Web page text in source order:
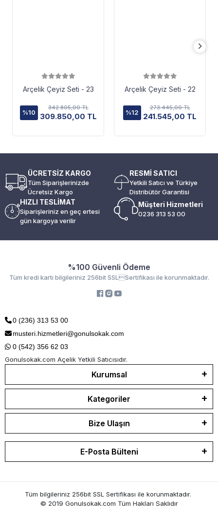
Arçelik Çeyiz Seti - 23
%10
342.805,00 TL
309.850,00 TL
Arçelik Çeyiz Seti - 22
%12
273.445,00 TL
241.545,00 TL
ÜCRETSİZ KARGO
Tüm Siparişlerinizde
Ücretsiz Kargo
RESMİ SATICI
Yetkili Satıcı ve Türkiye
Distribütör Garantisi
HIZLI TESLİMAT
Siparişleriniz en geç ertesi
gün kargoya verilir
Müşteri Hizmetleri
0236 313 53 00
%100 Güvenli Ödeme
Tüm kredi kartı bilgileriniz 256bit SSLSertifikası ile korunmaktadır.
0 (236) 313 53 00
musteri.hizmetleri@gonulsokak.com
0 (542) 356 62 03
Gonulsokak.com Açelik Yetkili Satıcısıdır.
Kurumsal
Kategoriler
Bize Ulaşın
E-Posta Bülteni
Tüm bilgileriniz 256bit SSL Sertifikası ile korunmaktadır.
© 2019 Gonulsokak.com Tüm Hakları Saklıdır